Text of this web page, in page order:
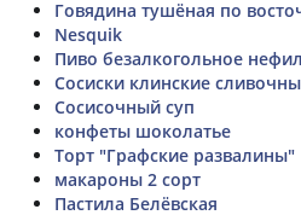
Говядина тушёная по
Nesquik
Пиво безалкогольное
Сосиски клинские
Сосисочный суп
конфеты шоколатье
Торт "Графские развалины"
макароны 2 сорт
Пастила Белёвская